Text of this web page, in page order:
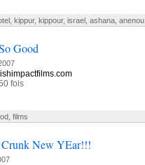
, kippur, kippour, israel, ashana, anenou
Good
fois
, films
New YEar!!!